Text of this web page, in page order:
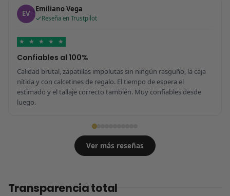
EV Emiliano Vega
Reseña en Trustpilot
★ ★ ★ ★ ★
Confiables al 100%
Calidad brutal, zapatillas impolutas sin ningún rasguño, la caja
nítida y con calcetines de regalo. El tiempo de espera el
estimado y el tallaje correcto también. Muy confiables desde
luego.
Ver más reseñas
Transparencia total